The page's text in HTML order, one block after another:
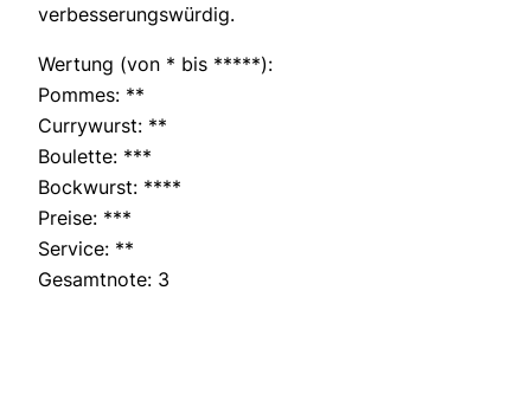
verbesserungswürdig.
Wertung (von * bis *****):
Pommes: **
Currywurst: **
Boulette: ***
Bockwurst: ****
Preise: ***
Service: **
Gesamtnote: 3